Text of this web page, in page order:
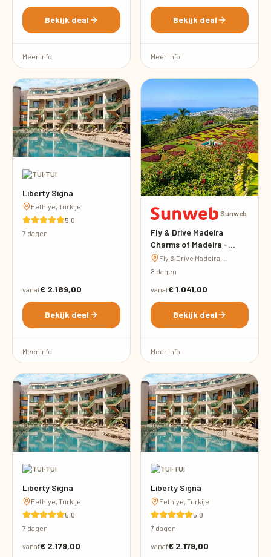
Bekijk deal
Meer info
Bekijk deal
Meer info
·TUI
Liberty Signa
Fethiye, Turkije
5,0
7 dagen
vanaf€ 2.189,00
Bekijk deal
Meer info
·Sunweb
Fly & Drive Madeira
Charms of Madeira -
inclusief huurauto
Fly & Drive Madeira,
Portugal
8 dagen
vanaf€ 1.041,00
Bekijk deal
Meer info
·TUI
Liberty Signa
Fethiye, Turkije
5,0
7 dagen
vanaf€ 2.179,00
·TUI
Liberty Signa
Fethiye, Turkije
5,0
7 dagen
vanaf€ 2.179,00